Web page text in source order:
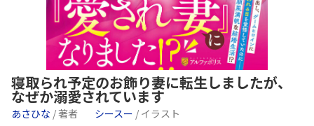
寝取られ予定のお飾り妻に転生しましたが、
なぜか溺愛されています
あさひな / 著者 シースー / イラスト